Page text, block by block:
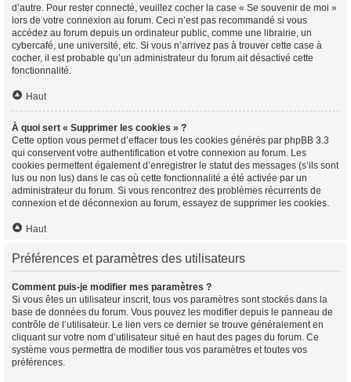
d’autre. Pour rester connecté, veuillez cocher la case « Se souvenir de moi »
lors de votre connexion au forum. Ceci n’est pas recommandé si vous
accédez au forum depuis un ordinateur public, comme une librairie, un
cybercafé, une université, etc. Si vous n’arrivez pas à trouver cette case à
cocher, il est probable qu’un administrateur du forum ait désactivé cette
fonctionnalité.
Haut
À quoi sert « Supprimer les cookies » ?
Cette option vous permet d’effacer tous les cookies générés par phpBB 3.3
qui conservent votre authentification et votre connexion au forum. Les
cookies permettent également d’enregistrer le statut des messages (s’ils sont
lus ou non lus) dans le cas où cette fonctionnalité a été activée par un
administrateur du forum. Si vous rencontrez des problèmes récurrents de
connexion et de déconnexion au forum, essayez de supprimer les cookies.
Haut
Préférences et paramètres des utilisateurs
Comment puis-je modifier mes paramètres ?
Si vous êtes un utilisateur inscrit, tous vos paramètres sont stockés dans la
base de données du forum. Vous pouvez les modifier depuis le panneau de
contrôle de l’utilisateur. Le lien vers ce dernier se trouve généralement en
cliquant sur votre nom d’utilisateur situé en haut des pages du forum. Ce
système vous permettra de modifier tous vos paramètres et toutes vos
préférences.